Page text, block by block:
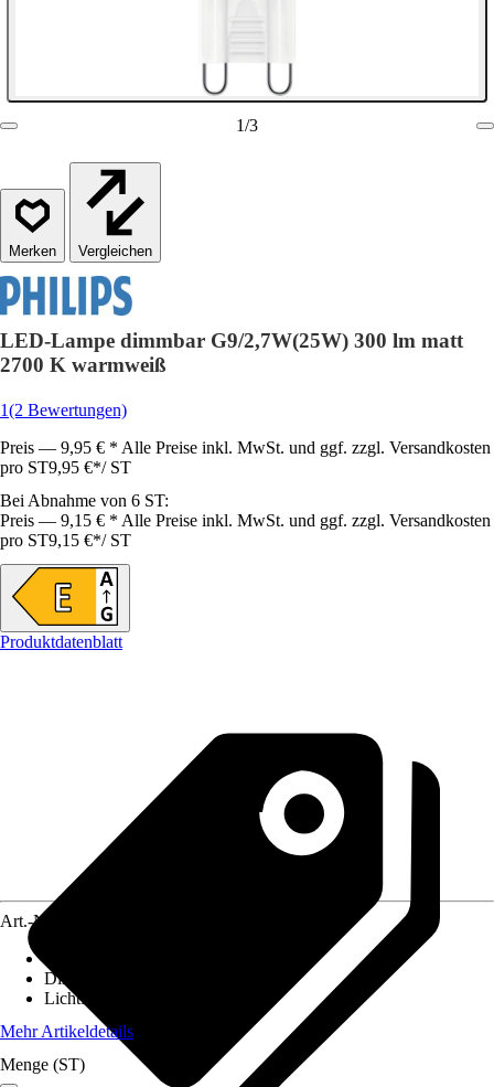
1/3
Vergleichen
LED-Lampe dimmbar G9/2,7W(25W) 300 lm matt
2700 K warmweiß
1(2 Bewertungen)
Preis — 9,95 € * Alle Preise inkl. MwSt. und ggf. zzgl. Versandkosten
pro ST9,95 €*/ ST
Bei Abnahme von 6 ST:
Preis — 9,15 € * Alle Preise inkl. MwSt. und ggf. zzgl. Versandkosten
pro ST9,15 €*/ ST
Produktdatenblatt
Art.-Nr.
Dimmbar
Lichtfarbe
Mehr Artikeldetails
Menge (ST)